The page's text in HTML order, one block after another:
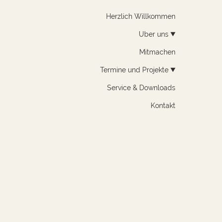
Herzlich Willkommen
Über uns
Mitmachen
Termine und Projekte
Service & Downloads
Kontakt